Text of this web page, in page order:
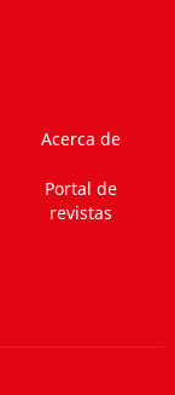
Acerca de
Portal de
revistas